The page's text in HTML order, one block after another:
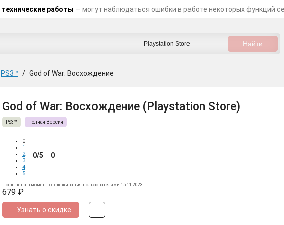
работы — могут наблюдаться ошибки в работе некоторых функций
PS3™ / God of War: Восхождение
God of War: Восхождение (Playstation Store)
PS3™ Полная Версия
0
1
2
3
4
5
0/5 0
Посл. цена в момент отслеживания пользователями 15.11.2023
679 ₽
Узнать о скидке